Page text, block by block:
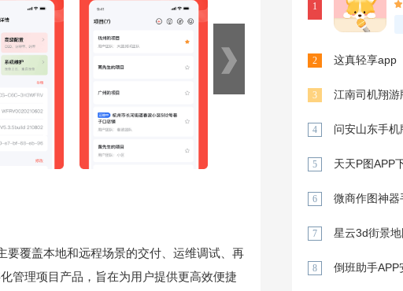
要覆盖本地和远程场景的交付、运维调试、再
管理项目产品，旨在为用户提供更高效便捷
1
2 这真轻享app
3 江南司机翔游
4 问安山东手
5 天天P图APP
6 微商作图神
7 星云3d街景
8 倒班助手APP